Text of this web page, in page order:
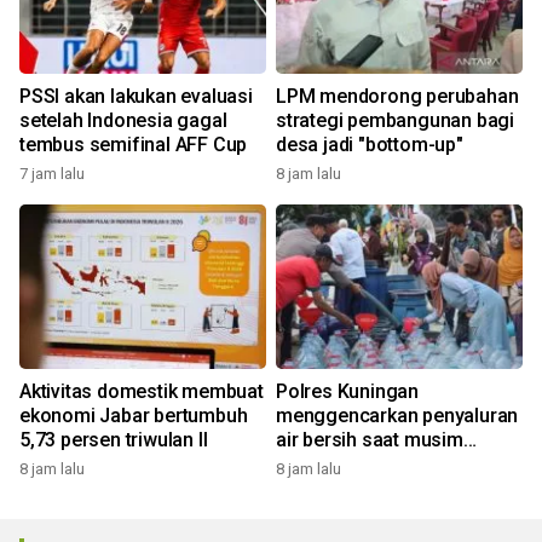
PSSI akan lakukan evaluasi
setelah Indonesia gagal
tembus semifinal AFF Cup
7 jam lalu
LPM mendorong perubahan
strategi pembangunan bagi
desa jadi "bottom-up"
8 jam lalu
Aktivitas domestik membuat
ekonomi Jabar bertumbuh
5,73 persen triwulan II
8 jam lalu
Polres Kuningan
menggencarkan penyaluran
air bersih saat musim
kemarau
8 jam lalu